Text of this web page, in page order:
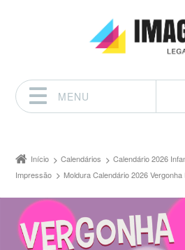
MENU
Início Calendários
Calendário 2026
Impressão
Moldura Calendário 2026